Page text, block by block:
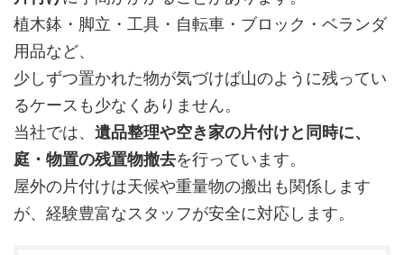
植木鉢・脚立・工具・自転車・ブロック・ベランダ
用品など、
少しずつ置かれた物が気づけば山のように残ってい
るケースも少なくありません。
当社では、 遺品整理や空き家の片付けと同時に、
庭・物置の残置物撤去を行っています。
屋外の片付けは天候や重量物の搬出も関係します
が、経験豊富なスタッフが安全に対応します。